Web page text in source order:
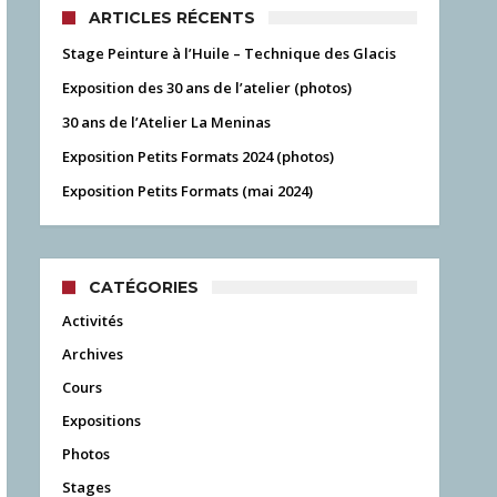
ARTICLES RÉCENTS
Stage Peinture à l’Huile – Technique des Glacis
Exposition des 30 ans de l’atelier (photos)
30 ans de l’Atelier La Meninas
Exposition Petits Formats 2024 (photos)
Exposition Petits Formats (mai 2024)
CATÉGORIES
Activités
Archives
Cours
Expositions
Photos
Stages